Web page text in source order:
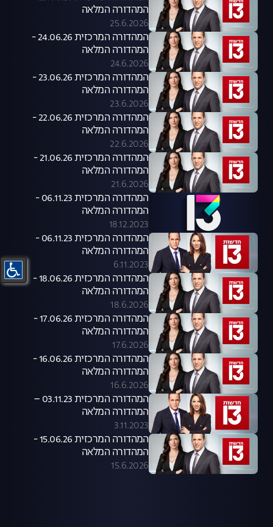
המהדורה המלאה
25.6.2026
המהדורה המרכזית 24.06.26 -
המהדורה המלאה
24.6.2026
המהדורה המרכזית 23.06.26 -
המהדורה המלאה
23.6.2026
המהדורה המרכזית 22.06.26 -
המהדורה המלאה
22.6.2026
המהדורה המרכזית 21.06.26 -
המהדורה המלאה
21.6.2026
המהדורה המרכזית 06.11.23 -
המהדורה המלאה
18.12.2023
המהדורה המרכזית 06.11.23 -
המהדורה המלאה
6.11.2023
המהדורה המרכזית 18.06.26 -
המהדורה המלאה
18.6.2026
המהדורה המרכזית 17.06.26 -
המהדורה המלאה
17.6.2026
המהדורה המרכזית 16.06.26 -
המהדורה המלאה
16.6.2026
המהדורה המרכזית 03.11.23 –
המהדורה המלאה
3.11.2023
המהדורה המרכזית 15.06.26 -
המהדורה המלאה
15.6.2026